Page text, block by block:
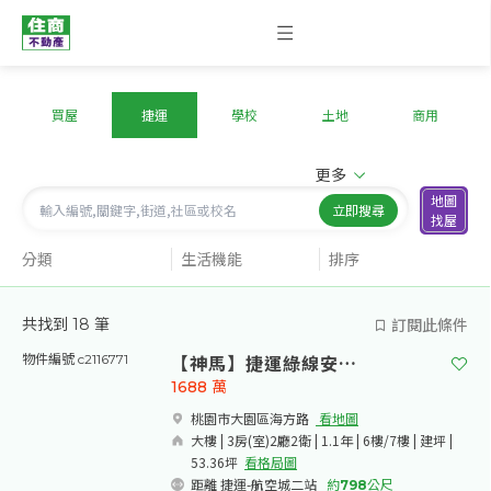
買屋 捷運 學校 土地 商用
更多
立即搜尋
地圖
找屋
分類 生活機能 排序
共找到 18 筆 訂閱此條件
物件編號 c2116771 【神馬】捷運綠線安置住宅【邊間】
桃園市大園區海方路​ 看地圖
大樓 | 3房(室)2廳2衛 | 1.1年 | 6樓/7樓 | 建坪 |
53.36坪 看格局圖
距離 捷運-航空城二站
約798公尺
1688 萬